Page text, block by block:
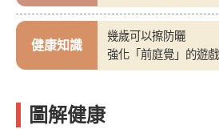
健康知識
幾歲可以擦防曬
強化「前庭覺」的遊戲
圖解健康